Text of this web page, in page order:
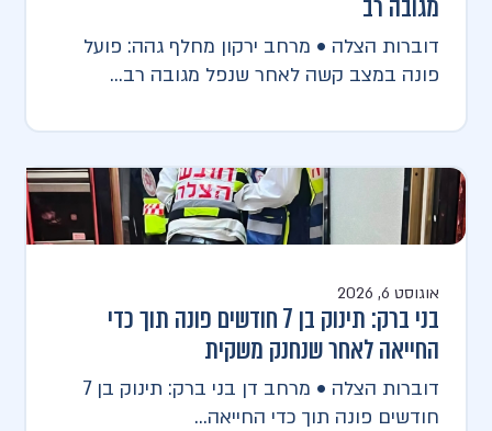
מגובה רב
דוברות הצלה • מרחב ירקון מחלף גהה: פועל
פונה במצב קשה לאחר שנפל מגובה רב...
אוגוסט 6, 2026
בני ברק: תינוק בן 7 חודשים פונה תוך כדי
החייאה לאחר שנחנק משקית
דוברות הצלה • מרחב דן בני ברק: תינוק בן 7
חודשים פונה תוך כדי החייאה...